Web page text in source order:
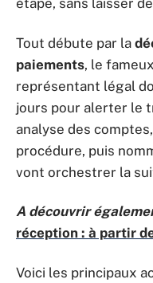
étape, sans laisser
Tout débute par la
paiements, le fameux
représentant légal
jours pour alerter le
analyse des
procédure, puis
vont orchestrer la
A découvrir
réception : à partir
Voici les principaux